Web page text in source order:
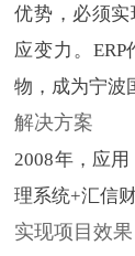
优势，必须
应变力。
物，成为宁波
解决方案
2008年，应
理系统+汇信
实现项目效果